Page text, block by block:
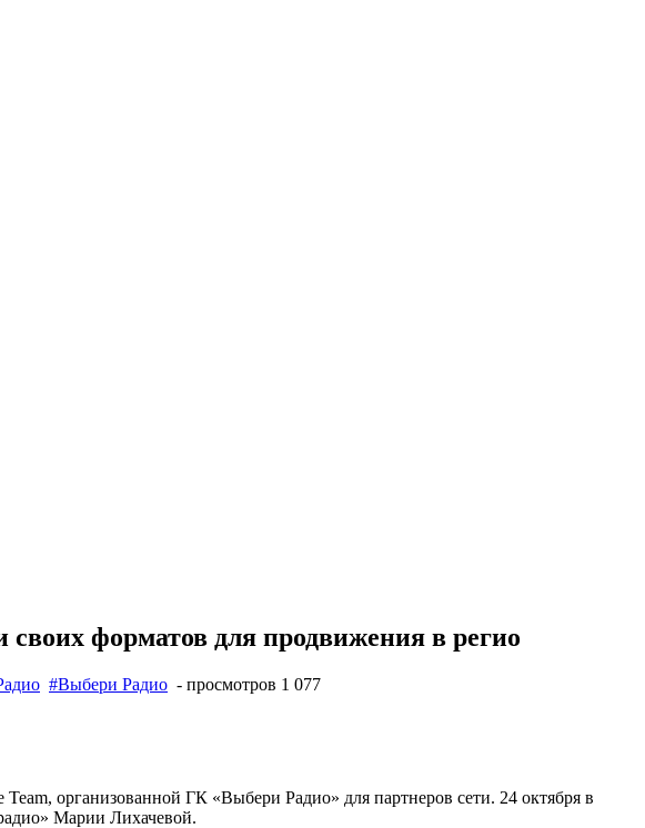
форматов для продвижения в регио
#Выбери Радио - просмотров 1 077
организованной ГК «Выбери Радио» для партнеров сети. 24 октября в
Марии Лихачевой.